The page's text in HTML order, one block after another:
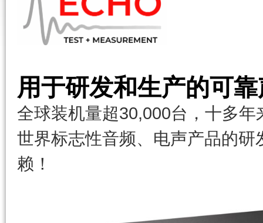
用于研发和生产的可
全球装机量超30,000台，十多
世界标志性音频、电声产品的
赖！